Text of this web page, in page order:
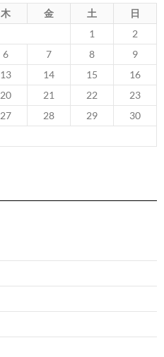
木 金 土
日
1
2
6 7 8
9
13 14 15
16
20 21 22
23
27 28 29
30